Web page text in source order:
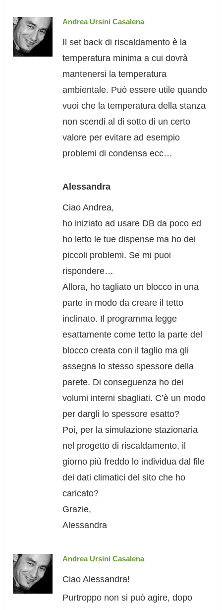
Andrea Ursini Casalena
Il set back di riscaldamento è la
temperatura minima a cui dovrà
mantenersi la temperatura
ambientale. Può essere utile quando
vuoi che la temperatura della stanza
non scendi al di sotto di un certo
valore per evitare ad esempio
problemi di condensa ecc…
Alessandra
Ciao Andrea,
ho iniziato ad usare DB da poco ed
ho letto le tue dispense ma ho dei
piccoli problemi. Se mi puoi
rispondere…
Allora, ho tagliato un blocco in una
parte in modo da creare il tetto
inclinato. Il programma legge
esattamente come tetto la parte del
blocco creata con il taglio ma gli
assegna lo stesso spessore della
parete. Di conseguenza ho dei
volumi interni sbagliati. C’è un modo
per dargli lo spessore esatto?
Poi, per la simulazione stazionaria
nel progetto di riscaldamento, il
giorno più freddo lo individua dal file
dei dati climatici del sito che ho
caricato?
Grazie,
Alessandra
Andrea Ursini Casalena
Ciao Alessandra!
Purtroppo non si può agire, dopo